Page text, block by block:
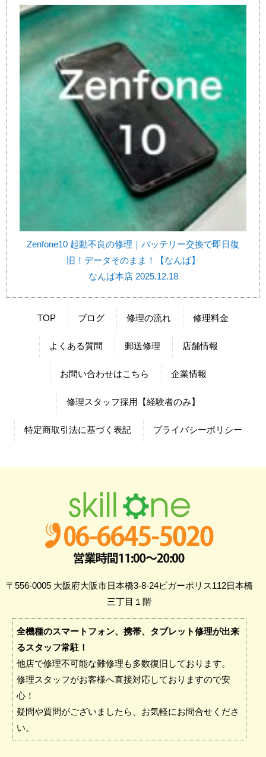
Zenfone10 起動不良の修理｜バッテリー交換で即日復
旧！データそのまま！【なんば】
なんば本店 2025.12.18
TOP ブログ 修理の流れ 修理料金
よくある質問 郵送修理 店舗情報
お問い合わせはこちら 企業情報
修理スタッフ採用【経験者のみ】
特定商取引法に基づく表記 プライバシーポリシー
〒556-0005 大阪府大阪市日本橋3-8-24ビガーポリス112日本橋
三丁目１階
全機種のスマートフォン、携帯、タブレット修理が出来
るスタッフ常駐！
他店で修理不可能な難修理も多数復旧しております。
修理スタッフがお客様へ直接対応しておりますので安
心！
疑問や質問がございましたら、お気軽にお問合せくださ
い。